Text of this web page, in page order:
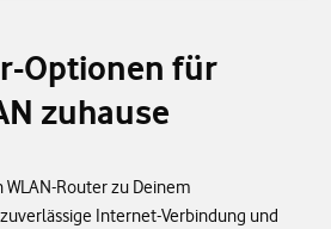
Optionen für
zuhause
WLAN-Router zu Deinem
Internet-Verbindung und